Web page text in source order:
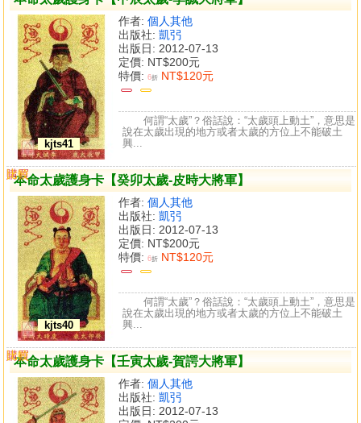
kjts41
作者: 個人其他
出版社: 凱弜
出版日: 2012-07-13
定價: NT$200元
特價: 6折 NT$120元
何謂“太歲”？俗話說：“太歲頭上動土”，意思是
說在太歲出現的地方或者太歲的方位上不能破土
興...
本命太歲護身卡【癸卯太歲-皮時大將軍】
kjts40
作者: 個人其他
出版社: 凱弜
出版日: 2012-07-13
定價: NT$200元
特價: 6折 NT$120元
購買
比較
何謂“太歲”？俗話說：“太歲頭上動土”，意思是
說在太歲出現的地方或者太歲的方位上不能破土
興...
本命太歲護身卡【壬寅太歲-賀諤大將軍】
作者: 個人其他
出版社: 凱弜
出版日: 2012-07-13
購買
比較